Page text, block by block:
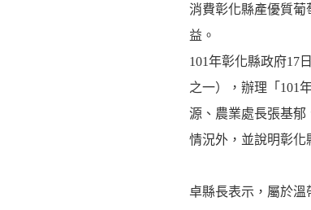
消費彰化縣產優質葡
益。
101年彰化縣政府17
之一），辦理「101
源、農業處長張基郁
情況外，並說明彰化
卓縣長表示，屬於溫